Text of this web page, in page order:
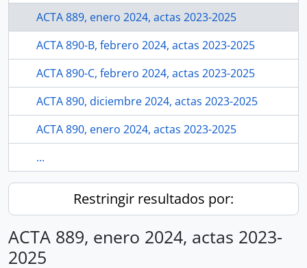
ACTA 889, enero 2024, actas 2023-2025
ACTA 890-B, febrero 2024, actas 2023-2025
ACTA 890-C, febrero 2024, actas 2023-2025
ACTA 890, diciembre 2024, actas 2023-2025
ACTA 890, enero 2024, actas 2023-2025
...
Restringir resultados por:
ACTA 889, enero 2024, actas 2023-
2025